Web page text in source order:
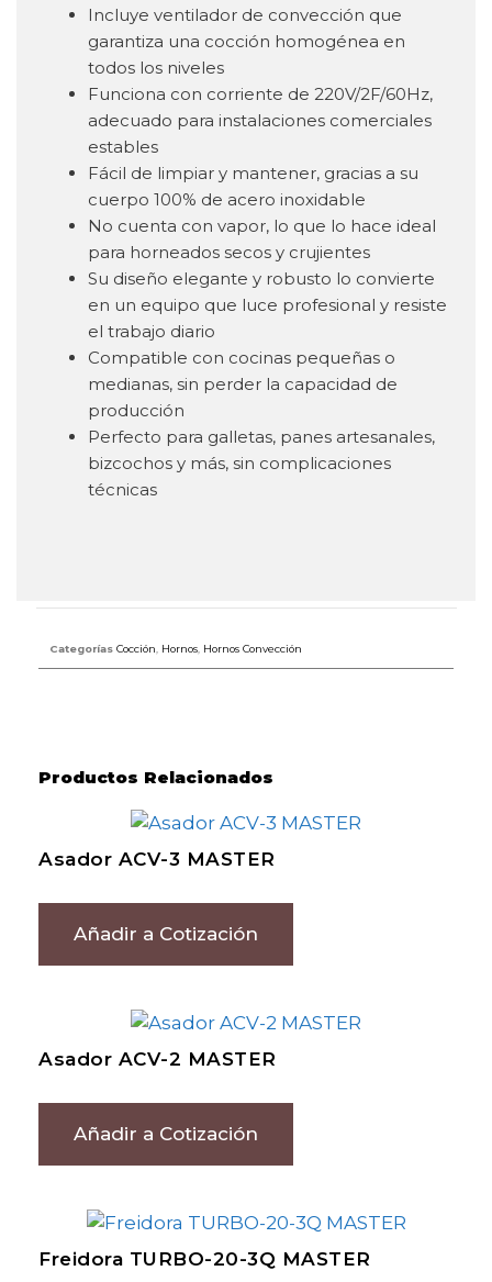
Incluye ventilador de convección que
garantiza una cocción homogénea en
todos los niveles
Funciona con corriente de 220V/2F/60Hz,
adecuado para instalaciones comerciales
estables
Fácil de limpiar y mantener, gracias a su
cuerpo 100% de acero inoxidable
No cuenta con vapor, lo que lo hace ideal
para horneados secos y crujientes
Su diseño elegante y robusto lo convierte
en un equipo que luce profesional y resiste
el trabajo diario
Compatible con cocinas pequeñas o
medianas, sin perder la capacidad de
producción
Perfecto para galletas, panes artesanales,
bizcochos y más, sin complicaciones
técnicas
Categorías Cocción Hornos Hornos Convección
Productos Relacionados
Asador ACV-3 MASTER
Añadir a Cotización
Asador ACV-2 MASTER
Añadir a Cotización
Freidora TURBO-20-3Q MASTER